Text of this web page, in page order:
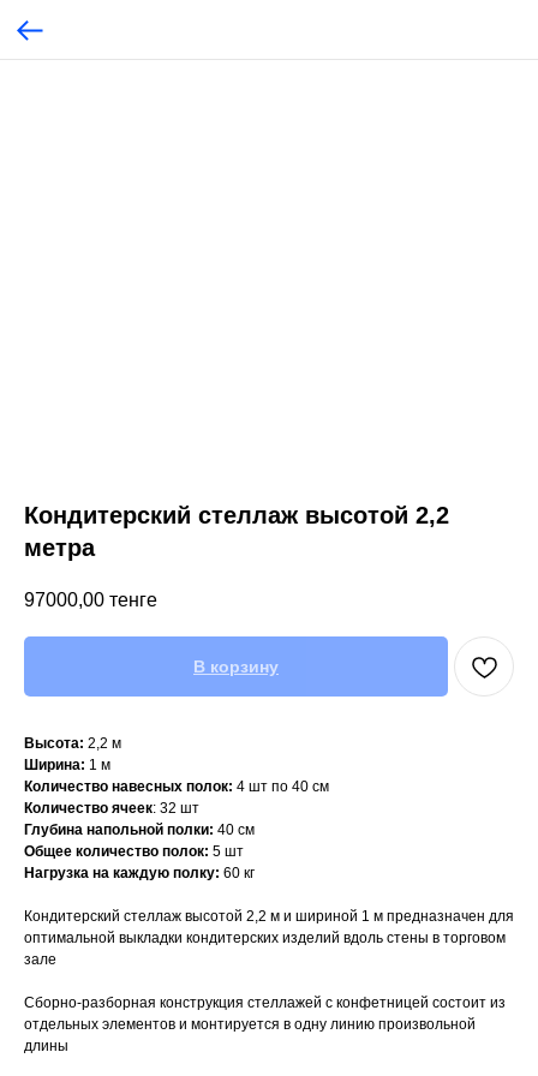
Кондитерский стеллаж высотой 2,2
метра
97000,00 тенге
В корзину
Высота: 2,2 м
Ширина: 1 м
Количество навесных полок: 4 шт по 40 см
Количество ячеек: 32 шт
Глубина напольной полки: 40 см
Общее количество полок: 5 шт
Нагрузка на каждую полку: 60 кг
Кондитерский стеллаж высотой 2,2 м и шириной 1 м предназначен для
оптимальной выкладки кондитерских изделий вдоль стены в торговом
зале
Сборно-разборная конструкция стеллажей с конфетницей состоит из
отдельных элементов и монтируется в одну линию произвольной
длины